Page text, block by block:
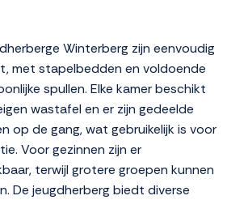
Winterberg zijn eenvoudig
met stapelbedden en voldoende
spullen. Elke kamer beschikt
wastafel en er zijn gedeelde
op de gang, wat gebruikelijk is voor
Voor gezinnen zijn er
terwijl grotere groepen kunnen
De jeugdherberg biedt diverse